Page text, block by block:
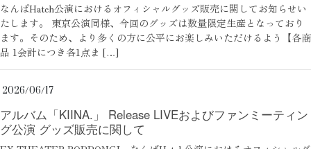
なんばHatch公演におけるオフィシャルグッズ販売に関してお知らせい
たします。 東京公演同様、今回のグッズは数量限定生産となっており
ます。そのため、より多くの方に公平にお楽しみいただけるよう【各商
品 1会計につき各1点ま […]
2026/06/17
アルバム「KIINA.」 Release LIVEおよびファンミーティン
グ公演 グッズ販売に関して